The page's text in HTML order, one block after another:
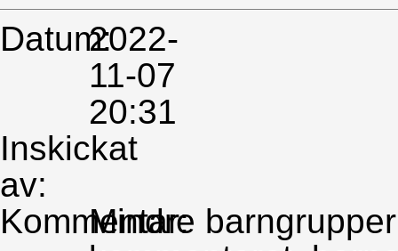
Datum:2022-
11-07
20:31
Inskickat
av:
Kommentar:
Mindre